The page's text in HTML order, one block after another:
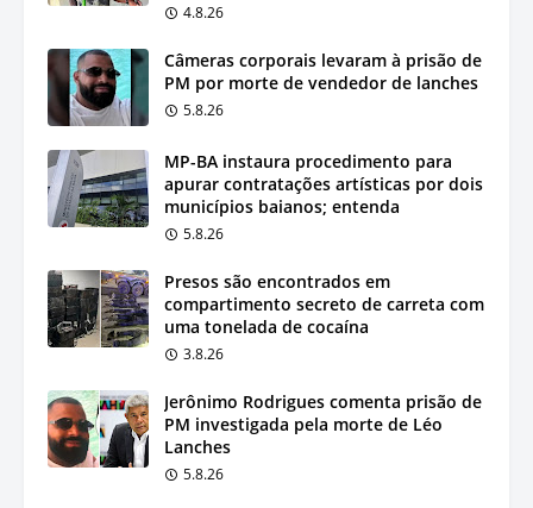
4.8.26
Câmeras corporais levaram à prisão de
PM por morte de vendedor de lanches
5.8.26
MP-BA instaura procedimento para
apurar contratações artísticas por dois
municípios baianos; entenda
5.8.26
Presos são encontrados em
compartimento secreto de carreta com
uma tonelada de cocaína
3.8.26
Jerônimo Rodrigues comenta prisão de
PM investigada pela morte de Léo
Lanches
5.8.26